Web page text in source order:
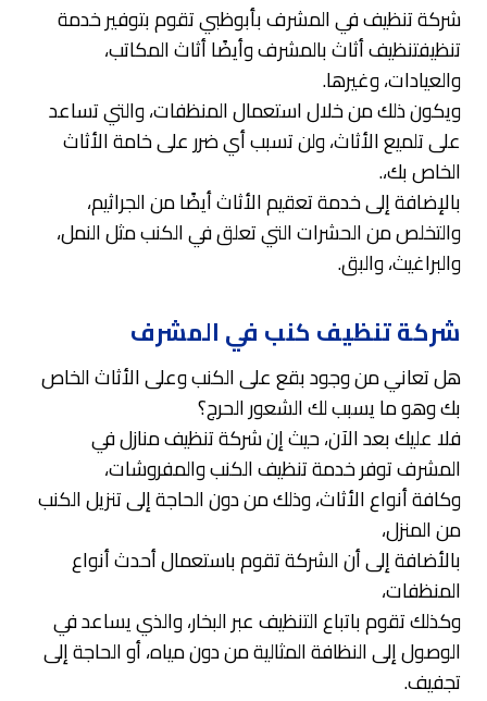
شركة تنظيف في المشرف بأبوظبي تقوم بتوفير خدمة
تنظيفتنظيف أثاث بالمشرف وأيضًا أثاث المكاتب،
والعيادات، وغيرها.
ويكون ذلك من خلال استعمال المنظفات، والتي تساعد
على تلميع الأثاث، ولن تسبب أي ضرر على خامة الأثاث
الخاص بك،.
بالإضافة إلى خدمة تعقيم الأثاث أيضًا من الجراثيم،
والتخلص من الحشرات التي تعلق في الكنب مثل النمل،
والبراغيث، والبق.
شركة تنظيف كنب في المشرف
هل تعاني من وجود بقع على الكنب وعلى الأثاث الخاص
بك وهو ما يسبب لك الشعور الحرج؟
فلا عليك بعد الآن، حيث إن شركة تنظيف منازل في
المشرف توفر خدمة تنظيف الكنب والمفروشات،
وكافة أنواع الأثاث، وذلك من دون الحاجة إلى تنزيل الكنب
من المنزل،
بالأضافة إلى أن الشركة تقوم باستعمال أحدث أنواع
المنظفات،
وكذلك تقوم باتباع التنظيف عبر البخار، والذي يساعد في
الوصول إلى النظافة المثالية من دون مياه، أو الحاجة إلى
تجفيف.